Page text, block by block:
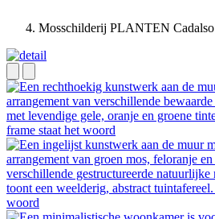
Mosschilderij PLANTEN Cadalso